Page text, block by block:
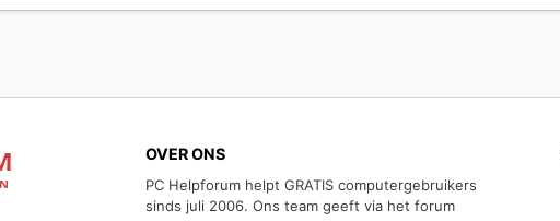
OVER ONS
PC Helpforum helpt GRATIS computergebruikers
sinds juli 2006. Ons team geeft via het forum